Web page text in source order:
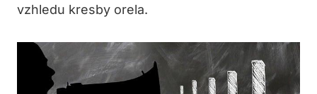
vzhledu kresby orela.